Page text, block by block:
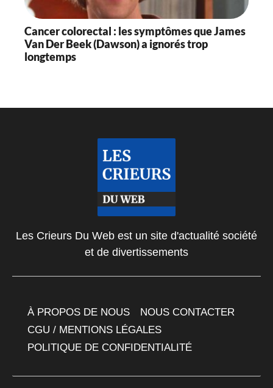
Cancer colorectal : les symptômes que James
Van Der Beek (Dawson) a ignorés trop
longtemps
Les Crieurs Du Web est un site d'actualité société
et de divertissements
À PROPOS DE NOUS
NOUS CONTACTER
CGU / MENTIONS LÉGALES
POLITIQUE DE CONFIDENTIALITÉ